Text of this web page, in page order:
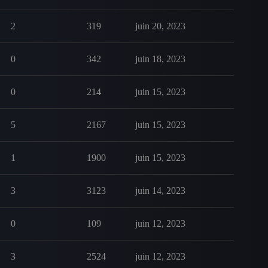
2 319 juin 20, 2023
0 342 juin 18, 2023
0 214 juin 15, 2023
5 2167 juin 15, 2023
1 1900 juin 15, 2023
3 3123 juin 14, 2023
0 109 juin 12, 2023
3 2524 juin 12, 2023